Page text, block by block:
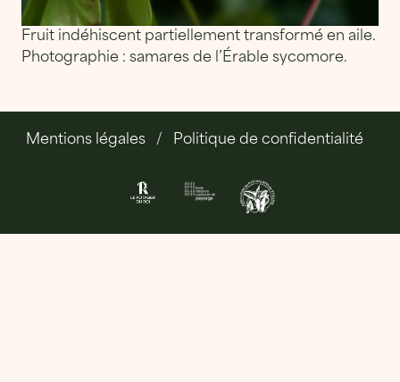
Fruit indéhiscent partiellement transformé en aile.
Photographie : samares de l’Érable sycomore.
Mentions légales Politique de confidentialité